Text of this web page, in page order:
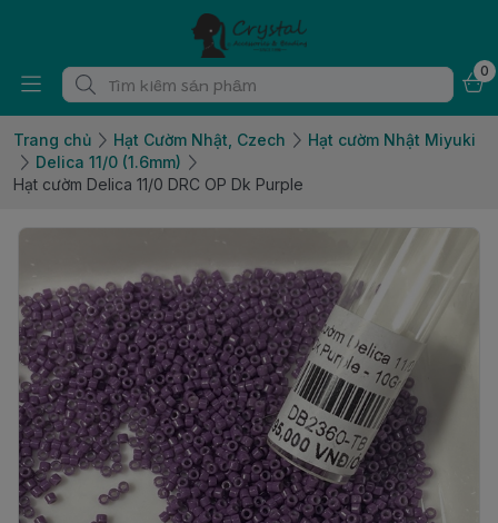
0
Trang chủ Hạt Cườm Nhật, Czech
Hạt cườm Nhật Miyuki
Delica 11/0 (1.6mm)
Hạt cườm Delica 11/0 DRC OP Dk Purple